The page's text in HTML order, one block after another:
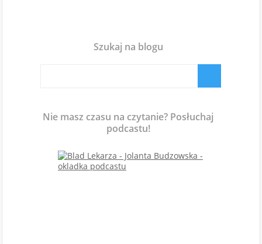
Szukaj na blogu
Nie masz czasu na czytanie? Posłuchaj
podcastu!